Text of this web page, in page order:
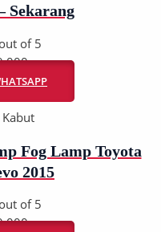
Sekarang
out of 5
Fog Lamp Toyota
2015
out of 5